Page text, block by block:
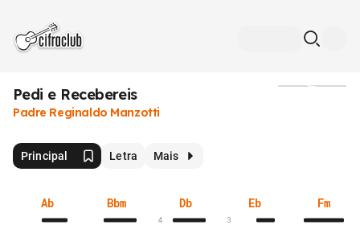
Pedi e Recebereis
Padre Reginaldo Manzotti
Principal Letra Mais
Ab Bbm Db
4
Eb
3
Fm